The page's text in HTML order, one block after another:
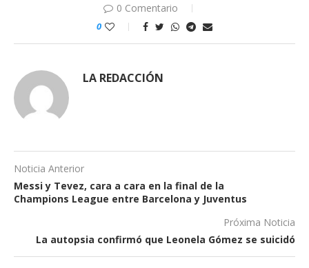
0 Comentario
0
LA REDACCIÓN
Noticia Anterior
Messi y Tevez, cara a cara en la final de la
Champions League entre Barcelona y Juventus
Próxima Noticia
La autopsia confirmó que Leonela Gómez se suicidó